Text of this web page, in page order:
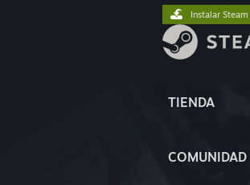
TIENDA
COMUNIDAD
Instalar Steam